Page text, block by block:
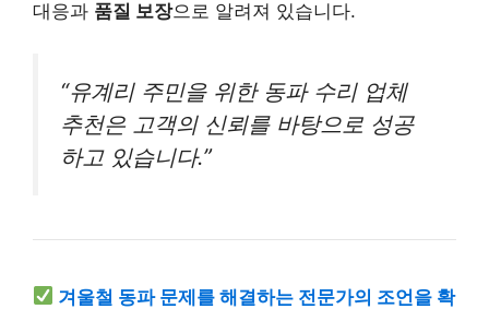
대응과 품질 보장으로 알려져 있습니다.
“유계리 주민을 위한 동파 수리 업체
추천은 고객의 신뢰를 바탕으로 성공
하고 있습니다.”
겨울철 동파 문제를 해결하는 전문가의 조언을 확